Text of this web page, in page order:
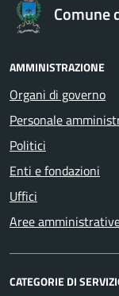
Comune
AMMINISTRAZIONE
Organi di governo
Personale
Politici
Enti e fondazioni
Uffici
Aree
CATEGORIE DI